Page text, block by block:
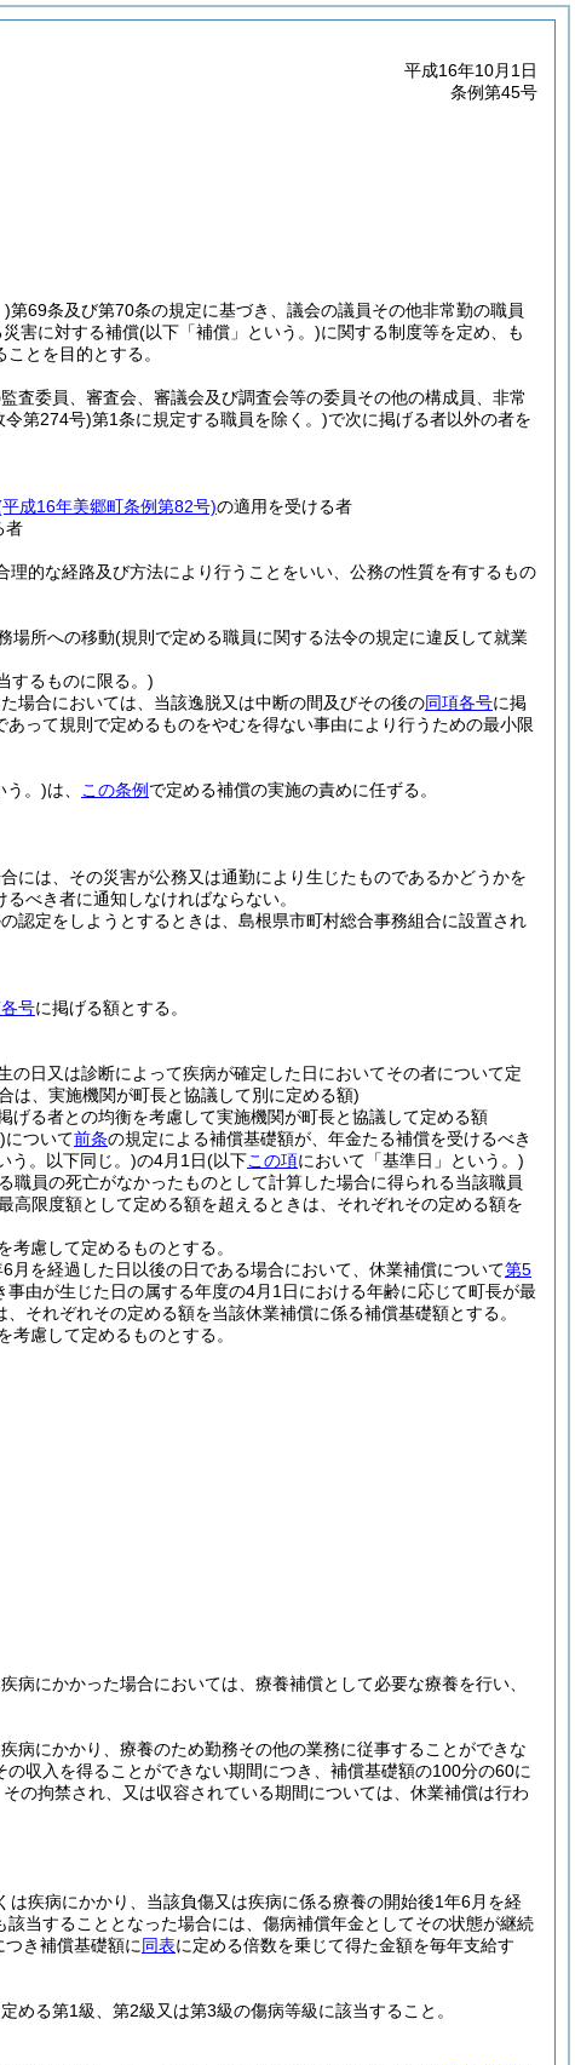
平成16年10月1日
条例第45号
)第69条及び第70条の規定に基づき、議会の議員その他非常勤の職員
害に対する補償(以下「補償」という。)に関する制度等を定め、も
とを目的とする。
査委員、審査会、審議会及び調査会等の委員その他の構成員、非常
令第274号)第1条に規定する職員を除く。)で次に掲げる者以外の者を
成16年美郷町条例第82号)の適用を受ける者
者
的な経路及び方法により行うことをいい、公務の性質を有するもの
場所への移動(規則で定める職員に関する法令の規定に違反して就業
するものに限る。)
場合においては、当該逸脱又は中断の間及びその後の同項各号に掲
って規則で定めるものをやむを得ない事由により行うための最小限
う。)は、 この条例 で定める補償の実施の責めに任ずる。
には、その災害が公務又は通勤により生じたものであるかどうかを
べき者に通知しなければならない。
認定をしようとするときは、島根県市町村総合事務組合に設置され
号に掲げる額とする。
日又は診断によって疾病が確定した日においてその者について定
は、実施機関が町長と協議して別に定める額)
げる者との均衡を考慮して実施機関が町長と協議して定める額
について前条の規定による補償基礎額が、年金たる補償を受けるべき
う。以下同じ。)の4月1日(以下この項において「基準日」という。)
員の死亡がなかったものとして計算した場合に得られる当該職員
限度額として定める額を超えるときは、それぞれその定める額を
慮して定めるものとする。
を経過した日以後の日である場合において、休業補償について第5
由が生じた日の属する年度の4月1日における年齢に応じて町長が最
それぞれその定める額を当該休業補償に係る補償基礎額とする。
慮して定めるものとする。
にかかった場合においては、療養補償として必要な療養を行い、
病にかかり、療養のため勤務その他の業務に従事することができな
収入を得ることができない期間につき、補償基礎額の100分の60に
その拘禁され、又は収容されている期間については、休業補償は行わ
疾病にかかり、当該負傷又は疾病に係る療養の開始後1年6月を経
該当することとなった場合には、傷病補償年金としてその状態が継続
き補償基礎額に同表に定める倍数を乗じて得た金額を毎年支給す
める第1級、第2級又は第3級の傷病等級に該当すること。